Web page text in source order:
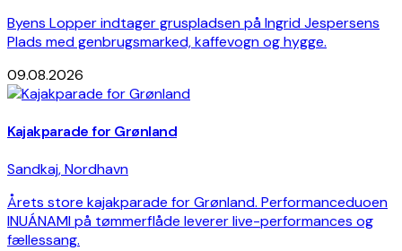
Byens Lopper indtager gruspladsen på Ingrid Jespersens
Plads med genbrugsmarked, kaffevogn og hygge.
09.08.2026
Kajakparade for Grønland
Sandkaj, Nordhavn
Årets store kajakparade for Grønland. Performanceduoen
INUÁNAMI på tømmerflåde leverer live-performances og
fællessang.